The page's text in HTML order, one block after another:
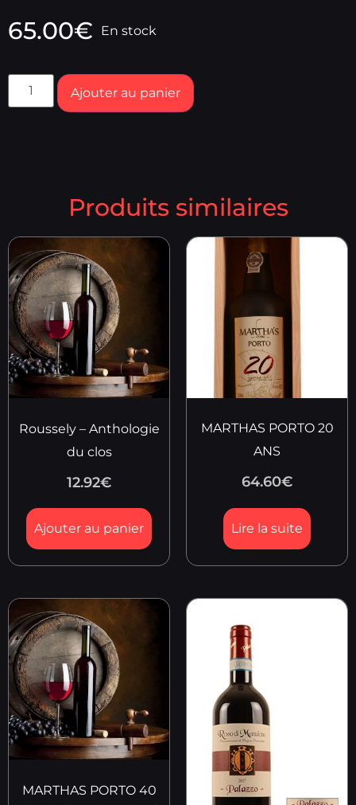
65.00€ En stock
Ajouter au panier
Produits similaires
Roussely – Anthologie
du clos
12.92€
Ajouter au panier
MARTHAS PORTO 20
ANS
64.60€
Lire la suite
MARTHAS PORTO 40